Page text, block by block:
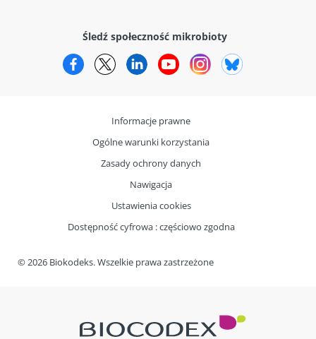
Śledź społeczność mikrobioty
FacebookTwitterLinkedInYouTubeInstagram
© 2026 Biokodeks. Wszelkie prawa zastrzeżone
Informacje prawne
Ogólne warunki korzystania
Zasady ochrony danych
Nawigacja
Ustawienia cookies
Dostępność cyfrowa : częściowo zgodna